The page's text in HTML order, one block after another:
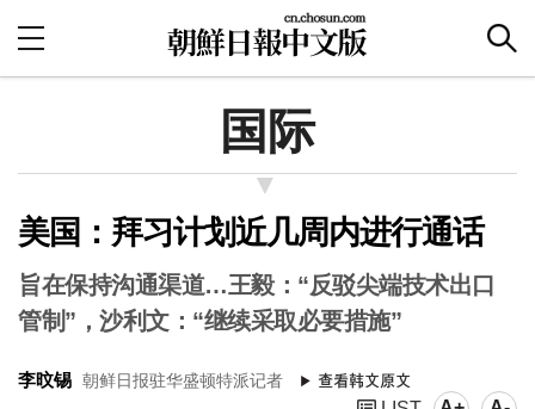
国际
美国：拜习计划近几周内进行通话
旨在保持沟通渠道…王毅：“反驳尖端技术出口
管制”，沙利文：“继续采取必要措施”
李旼锡 朝鲜日报驻华盛顿特派记者